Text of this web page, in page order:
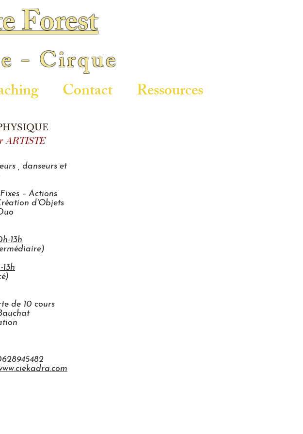
Forest
- Cirque
Contact Ressources
ARTISTE
, danseurs et
– Actions
d'Objets
13h
de 10 cours